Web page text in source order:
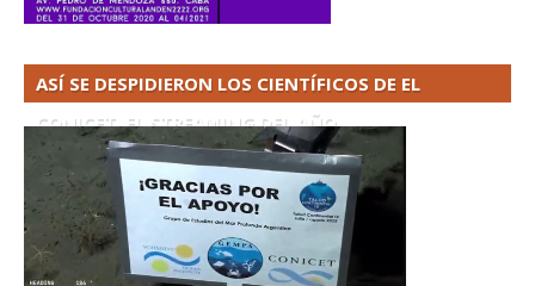
ASÍ SE DESPIDIERON LOS CIENTÍFICOS DE EL
CONICET. EL STREAMING DEL AÑO